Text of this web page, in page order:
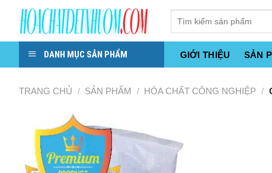
Skip
content
DANH MỤC SẢN PHẨM GIỚI THIỆU SẢN
TRANG CHỦ / SẢN PHẨM / HÓA CHẤT CÔNG NGHIỆP /